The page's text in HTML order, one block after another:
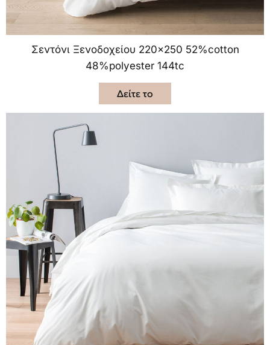
Σεντόνι Ξενοδοχείου 220×250 52%cotton
48%polyester 144tc
Δείτε το